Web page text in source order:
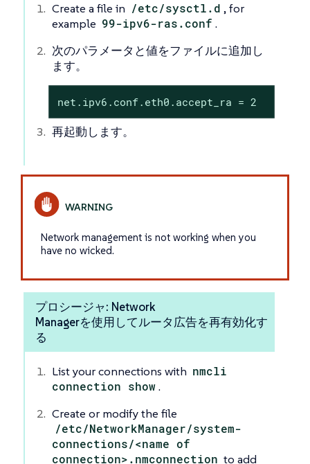
Create a file in /etc/sysctl.d , for
example 99-ipv6-ras.conf .
次のパラメータと値をファイルに追加し
ます。
net.ipv6.conf.eth0.accept_ra = 2
再起動します。
Network management is not working when you
have no wicked.
プロシージャ: Network
Managerを使用してルータ広告を再有効化す
る
List your connections with nmcli
connection show.
Create or modify the file
/etc/NetworkManager/system-
connections/<name of
connection>.nmconnection to add